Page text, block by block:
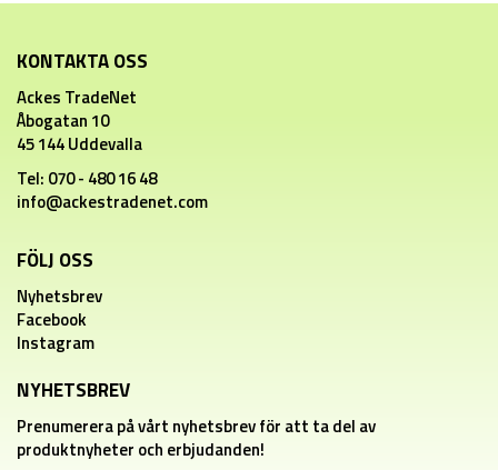
KONTAKTA OSS
Ackes TradeNet
Åbogatan 10
45 144 Uddevalla
Tel: 070 - 480 16 48
info@ackestradenet.com
FÖLJ OSS
Nyhetsbrev
Facebook
Instagram
NYHETSBREV
Prenumerera på vårt nyhetsbrev för att ta del av
produktnyheter och erbjudanden!